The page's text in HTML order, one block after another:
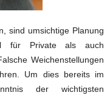
sind umsichtige Planung
für Private als auch
Weichenstellungen
Um dies bereits im
der wichtigsten